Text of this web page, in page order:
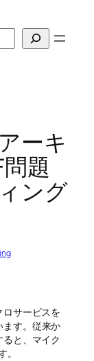
ーキ
題
ング
サービスを
す。従来か
と、マイク